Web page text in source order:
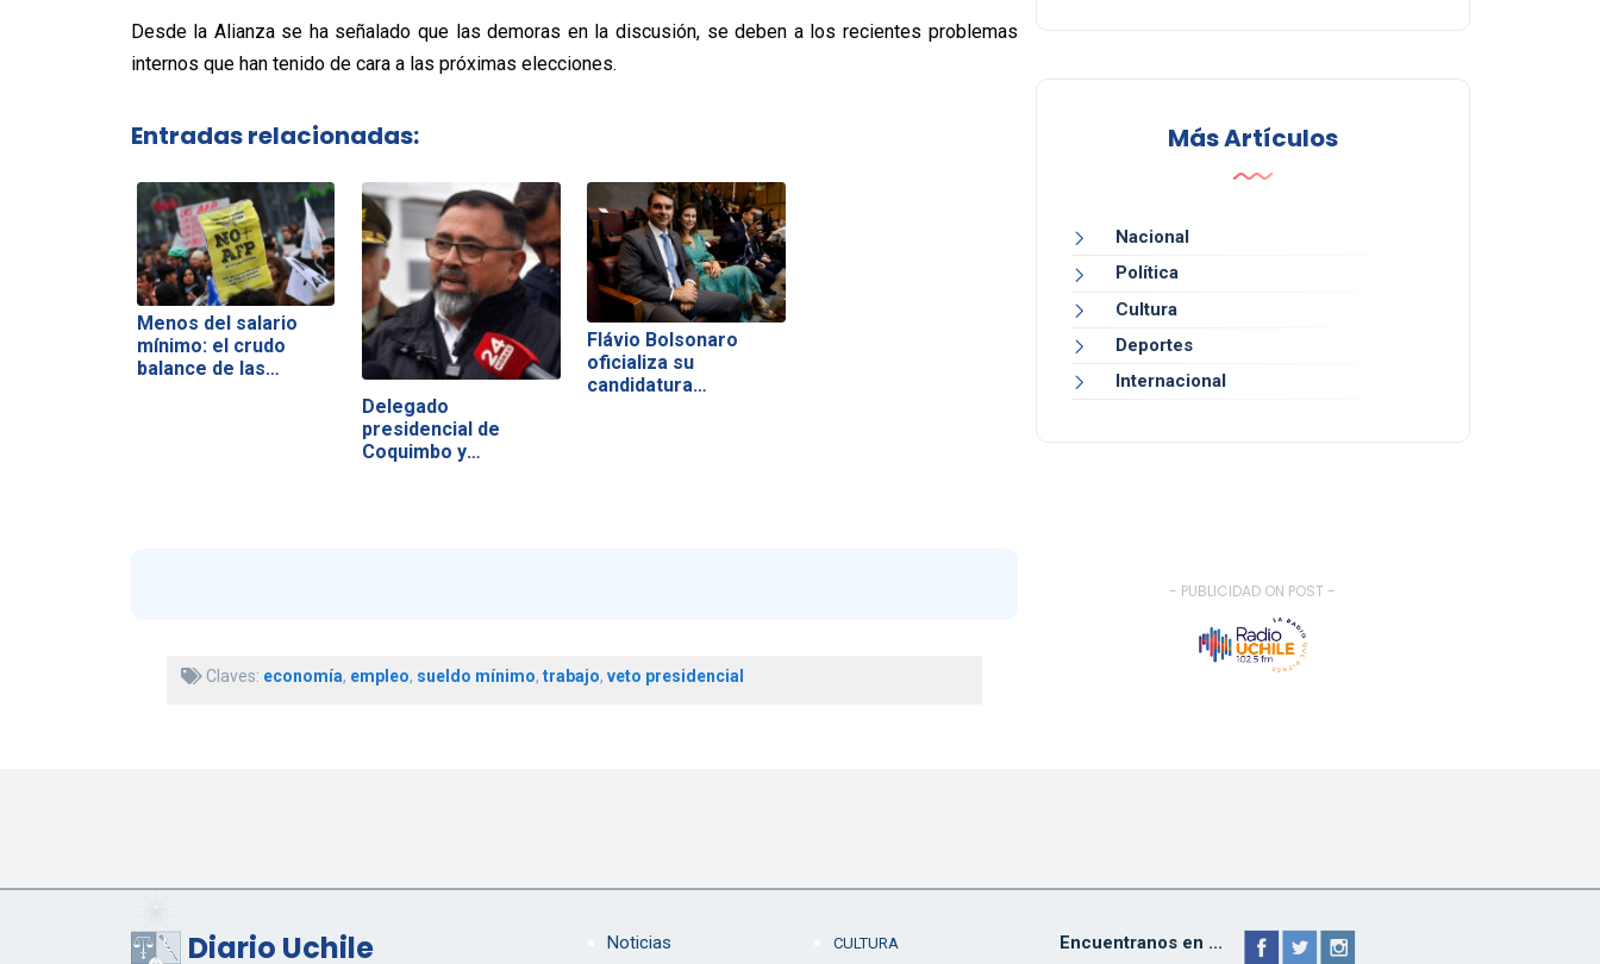
Desde la Alianza se ha señalado que las demoras en la discusión, se deben a los recientes problemas
internos que han tenido de cara a las próximas elecciones.
Entradas relacionadas:
Menos del salario
mínimo: el crudo
balance de las…
Delegado
presidencial de
Coquimbo y
Flávio Bolsonaro
oficializa su
candidatura…
Claves: economía, empleo, sueldo mínimo, trabajo, veto presidencial
Más Artículos
Nacional
Política
Cultura
Deportes
Internacional
- PUBLICIDAD ON POST -
Diario Uchile Noticias CULTURA Encuentranos en ...